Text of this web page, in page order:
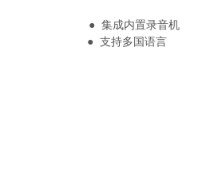
小时 ● 集成内置录音机
离 ● 支持多国语言